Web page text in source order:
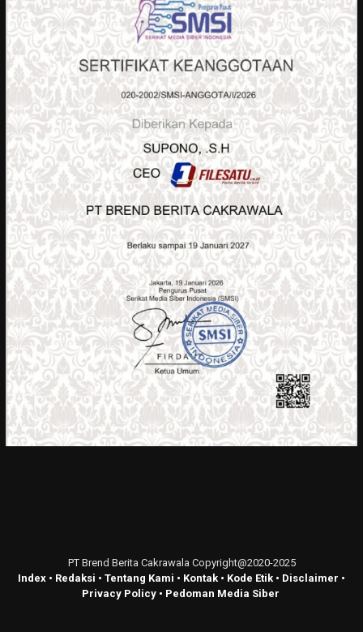
PT Brend Berita Cakrawala Copyright@2020-2025
Index • Redaksi • Tentang Kami • Kontak • Kode Etik • Disclaimer •
Privacy Policy• Pedoman Media Siber